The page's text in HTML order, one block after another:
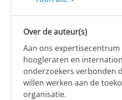
Over de auteur(s)
Aan ons
hoogleraren en
onderzoekers verbonden
willen werken aan de
organisatie.